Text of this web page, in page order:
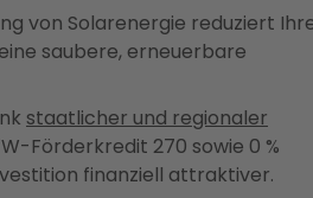
von Solarenergie reduziert
saubere, erneuerbare
staatlicher und regionaler
Förderkredit 270 sowie 0 %
finanziell attraktiver.